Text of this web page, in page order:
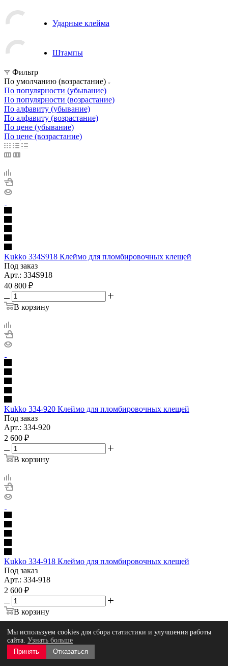
Ударные клейма
Штампы
Фильтр
По умолчанию (возрастание)
По популярности (убывание)
По популярности (возрастание)
По алфавиту (убывание)
По алфавиту (возрастание)
По цене (убывание)
По цене (возрастание)
Kukko 334S918 Клеймо для пломбировочных клещей
Под заказ
Арт.: 334S918
40 800 ₽
В корзину
Kukko 334-920 Клеймо для пломбировочных клещей
Под заказ
Арт.: 334-920
2 600 ₽
В корзину
Kukko 334-918 Клеймо для пломбировочных клещей
Под заказ
Арт.: 334-918
2 600 ₽
В корзину
Мы используем cookies для сбора статистики и улучшения работы
сайта. Узнать больше
Принять
Отказаться